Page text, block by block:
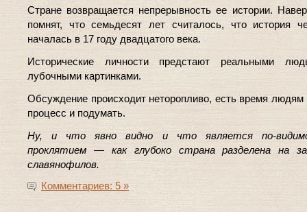
Стране возвращается непрерывность ее истории.
помнят, что семьдесят лет считалось, что история
началась в 17 году двадцатого века.
Исторические личности предстают реальными
лубочными картинками.
Обсуждение происходит неторопливо, есть время людям
процесс и подумать.
Ну, и что явно видно и что является по-
проклятием — как глубоко страна разделена на
славянофилов.
Комментариев: 5 »